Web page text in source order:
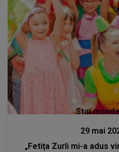
Stiri
29 mai
„Fetița Zurli mi-a adus